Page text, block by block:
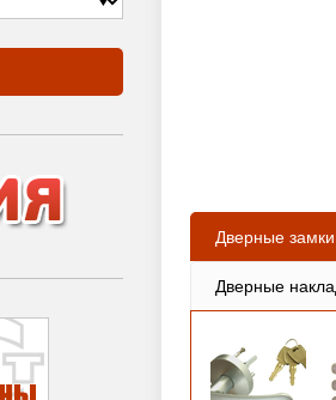
Дверные замки
Дверные